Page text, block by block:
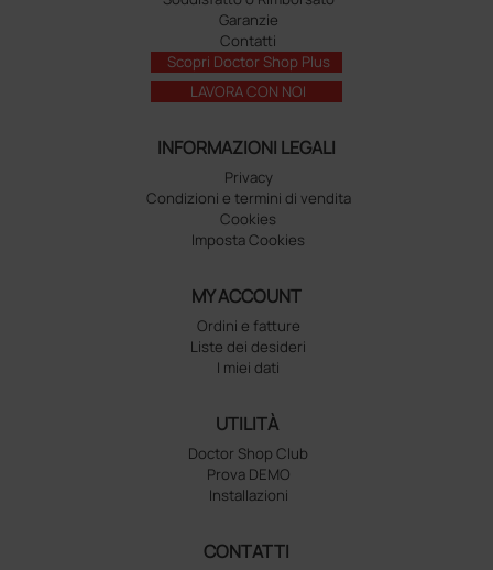
Garanzie
Contatti
Scopri Doctor Shop Plus
LAVORA CON NOI
INFORMAZIONI LEGALI
Privacy
Condizioni e termini di vendita
Cookies
Imposta Cookies
MY ACCOUNT
Ordini e fatture
Liste dei desideri
I miei dati
UTILITÀ
Doctor Shop Club
Prova DEMO
Installazioni
CONTATTI